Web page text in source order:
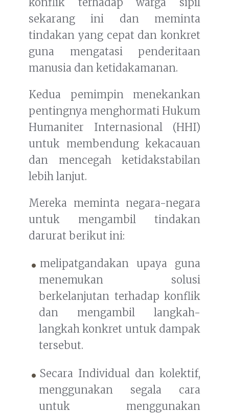
sekarang ini dan meminta
tindakan yang cepat dan konkret
guna mengatasi penderitaan
manusia dan ketidakamanan.
Kedua pemimpin menekankan
pentingnya menghormati Hukum
Humaniter Internasional (HHI)
untuk membendung kekacauan
dan mencegah ketidakstabilan
lebih lanjut.
Mereka meminta negara-negara
untuk mengambil tindakan
darurat berikut ini:
melipatgandakan upaya guna
menemukan solusi
berkelanjutan terhadap konflik
dan mengambil langkah-
langkah konkret untuk dampak
tersebut.
Secara Individual dan kolektif,
menggunakan segala cara
untuk menggunakan